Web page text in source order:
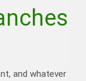
and whatever